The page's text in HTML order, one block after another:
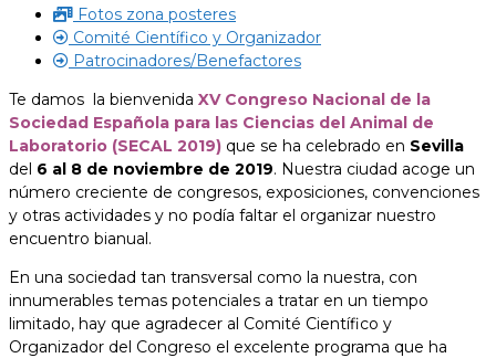
Fotos zona posteres
Comité Científico y Organizador
Patrocinadores/Benefactores
Te damos la bienvenida XV Congreso Nacional de la
Sociedad Española para las Ciencias del Animal de
Laboratorio (SECAL 2019) que se ha celebrado en Sevilla
del 6 al 8 de noviembre de 2019. Nuestra ciudad acoge un
número creciente de congresos, exposiciones, convenciones
y otras actividades y no podía faltar el organizar nuestro
encuentro bianual.
En una sociedad tan transversal como la nuestra, con
innumerables temas potenciales a tratar en un tiempo
limitado, hay que agradecer al Comité Científico y
Organizador del Congreso el excelente programa que ha